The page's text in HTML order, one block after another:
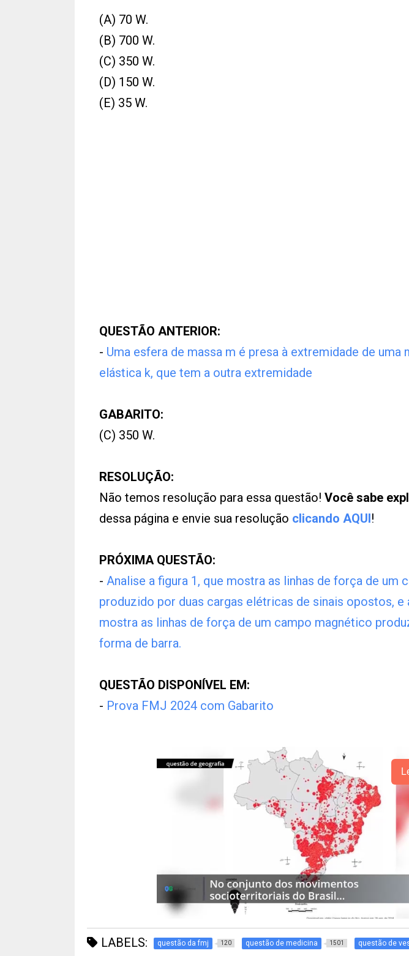
(A) 70 W.
(B) 700 W.
(C) 350 W.
(D) 150 W.
(E) 35 W.
QUESTÃO ANTERIOR:
- Uma esfera de massa m é presa à extremidade de uma
elástica k, que tem a outra extremidade
GABARITO:
(C) 350 W.
RESOLUÇÃO:
Não temos resolução para essa questão! Você sabe
dessa página e envie sua resolução clicando AQUI!
PRÓXIMA QUESTÃO:
- Analise a figura 1, que mostra as linhas de força de um
produzido por duas cargas elétricas de sinais opostos, e
mostra as linhas de força de um campo magnético
forma de barra.
QUESTÃO DISPONÍVEL EM:
- Prova FMJ 2024 com Gabarito
LABELS: questão da fmj 120 questão de medicina 1501 questão de